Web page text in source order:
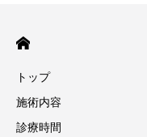
トップ
施術内容
診療時間